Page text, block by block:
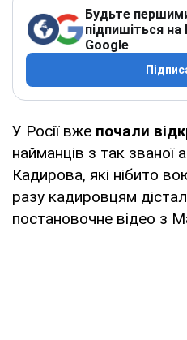
Будьте
підпишіться
Google
У Росії вже почали
найманців з так званої
Кадирова, які нібито
разу кадировцям
постановочне відео з